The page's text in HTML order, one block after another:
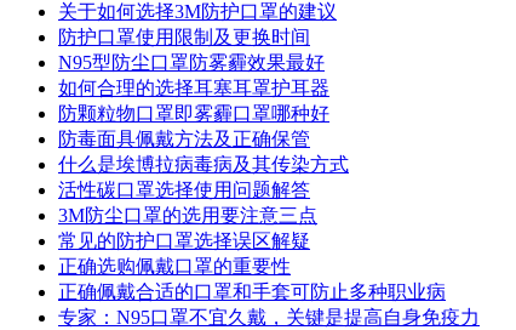
关于如何选择3M防护口罩的建议
防护口罩使用限制及更换时间
N95型防尘口罩防雾霾效果最好
如何合理的选择耳塞耳罩护耳器
防颗粒物口罩即雾霾口罩哪种好
防毒面具佩戴方法及正确保管
什么是埃博拉病毒病及其传染方式
活性碳口罩选择使用问题解答
3M防尘口罩的选用要注意三点
常见的防护口罩选择误区解疑
正确选购佩戴口罩的重要性
正确佩戴合适的口罩和手套可防止多种职业病
专家：N95口罩不宜久戴，关键是提高自身免疫力